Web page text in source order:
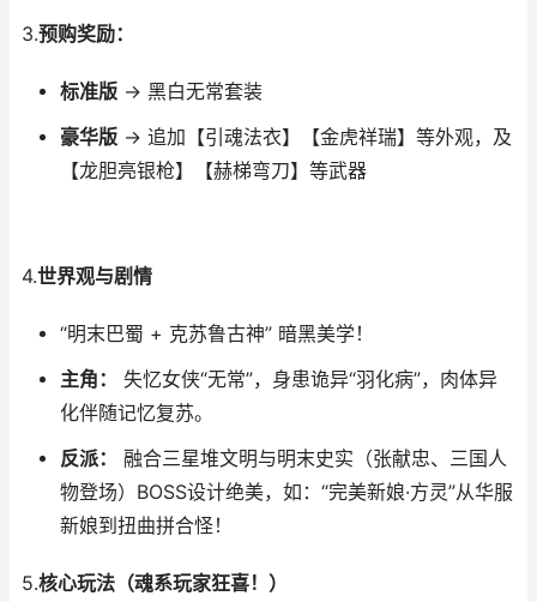
3.预购奖励：
标准版→ 黑白无常套装
豪华版→ 追加【引魂法衣】【金虎祥瑞】等外观，及
【龙胆亮银枪】【赫梯弯刀】等武器
4.世界观与剧情
“明末巴蜀 + 克苏鲁古神” 暗黑美学！
主角：
失忆女侠“无常”，身患诡异“羽化病”，肉体异
化伴随记忆复苏。
反派：
融合三星堆文明与明末史实（张献忠、三国人
物登场）BOSS设计绝美，如：“完美新娘·方灵”从华服
新娘到扭曲拼合怪！
5.核心玩法（魂系玩家狂喜！）